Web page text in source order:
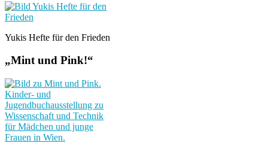
Yukis Hefte für den Frieden
„Mint und Pink!“